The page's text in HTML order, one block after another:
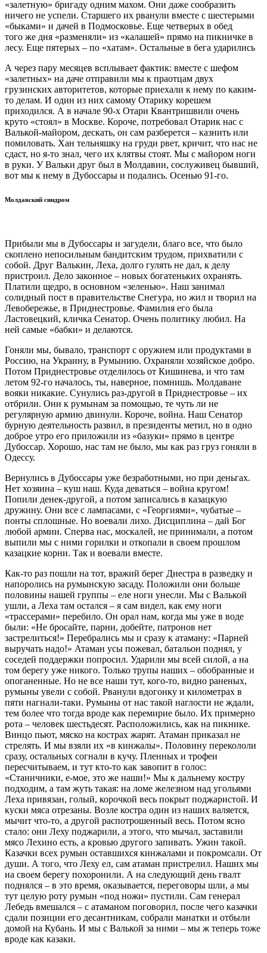
«залетную» бригаду одним махом. Они даже сообразить
ничего не успели. Старшего их рванули вместе с шестерыми
«быками» и дачей в Подмосковье. Еще четверых в обед
того же дня «разменяли» из «калашей» прямо на пикничке в
лесу. Еще пятерых – по «хатам». Остальные в бега ударились
А через пару месяцев всплывает фактик: вместе с шефом
«залетных» на даче отправили мы к праотцам двух
грузинских авторитетов, которые приехали к нему по каким-
то делам. И один из них самому Отарику корешем
приходился. А в начале 90-х Отари Квантришвили очень
круто «стоял» в Москве. Короче, потребовал Отарик нас с
Валькой-майором, дескать, он сам разберется – казнить или
помиловать. Хан тельняшку на груди рвет, кричит, что нас не
сдаст, но я-то знал, чего их клятвы стоят. Мы с майором ноги
в руки. У Вальки друг был в Молдавии, сослуживец бывший,
вот мы к нему в Дубоссары и подались. Осенью 91-го.
Молдавский синдром
Прибыли мы в Дубоссары и загудели, благо все, что было
скоплено непосильным бандитским трудом, прихватили с
собой. Друг Валькин, Леха, долго гулять не дал, к делу
пристроил. Дело законное – новых богатеньких охранять.
Платили щедро, в основном «зеленью». Наш занимал
солидный пост в правительстве Снегура, но жил и творил на
Левобережье, в Приднестровье. Фамилия его была
Ластовецкий, кличка Сенатор. Очень политику любил. На
ней самые «бабки» и делаются.
Гоняли мы, бывало, транспорт с оружием или продуктами в
Россию, на Украину, в Румынию. Охраняли хозяйское добро.
Потом Приднестровье отделилось от Кишинева, и что там
летом 92-го началось, ты, наверное, помнишь. Молдаване
вояки никакие. Сунулись раз-другой в Приднестровье – их
отбрили. Они к румынам за помощью, те чуть ли не
регулярную армию двинули. Короче, война. Наш Сенатор
бурную деятельность развил, в президенты метил, но в одно
доброе утро его приложили из «базуки» прямо в центре
Дубоссар. Хорошо, нас там не было, мы как раз груз гоняли в
Одессу.
Вернулись в Дубоссары уже безработными, но при деньгах.
Нет хозяина – куш наш. Куда деваться – война кругом!
Попили денек-другой, а потом записались в казацкую
дружину. Они все с лампасами, с «Георгиями», чубатые –
понты сплошные. Но воевали лихо. Дисциплина – дай Бог
любой армии. Сперва нас, москалей, не принимали, а потом
выпили мы с ними горилки и откопали в своем прошлом
казацкие корни. Так и воевали вместе.
Как-то раз пошли на тот, вражий берег Днестра в разведку и
напоролись на румынскую засаду. Положили они больше
половины нашей группы – еле ноги унесли. Мы с Валькой
ушли, а Леха там остался – я сам видел, как ему ноги
«трассерами» перебило. Он орал нам, когда мы уже в воде
были: «Не бросайте, парни, добейте, патронов нет
застрелиться!» Перебрались мы и сразу к атаману: «Парней
выручать надо!» Атаман усы пожевал, батальон поднял, у
соседей поддержки попросил. Ударили мы всей силой, а на
том берегу уже никого. Только трупы наших – обобранные и
опоганенные. Но не все наши тут, кого-то, видно раненых,
румыны увели с собой. Рванули вдогонку и километрах в
пяти нагнали-таки. Румыны от нас такой наглости не ждали,
тем более что тогда вроде как перемирие было. Их примерно
рота – человек шестьдесят. Расположились, как на пикнике.
Винцо пьют, мяско на кострах жарят. Атаман приказал не
стрелять. И мы взяли их «в кинжалы». Половину перекололи
сразу, остальных согнали в кучу. Пленных и трофеи
пересчитываем, и тут кто-то как завопит в голос:
«Станичники, е-мое, это же наши!» Мы к дальнему костру
подходим, а там жуть такая: на ломе железном над угольями
Леха привязан, голый, корочкой весь покрыт поджаристой. И
куски мяса отрезаны. Возле костра один из наших валяется,
мычит что-то, а другой распотрошенный весь. Потом ясно
стало: они Леху поджарили, а этого, что мычал, заставили
мясо Лехино есть, а кровью другого запивать. Ужин такой.
Казачки всех румын оставшихся кинжалами и покромсали. От
души. А того, что Леху ел, сам атаман пристрелил. Наших мы
на своем берегу похоронили. А на следующий день гвалт
поднялся – в это время, оказывается, переговоры шли, а мы
тут целую роту румын «под ножи» пустили. Сам генерал
Лебедь вмешался – с атаманом поговорил, после чего казачки
сдали позиции его десантникам, собрали манатки и отбыли
домой на Кубань. И мы с Валькой за ними – мы ж теперь тоже
вроде как казаки.